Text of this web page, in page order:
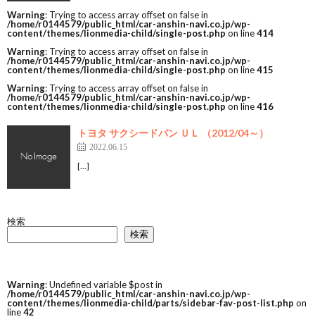
Warning: Trying to access array offset on false in
/home/r0144579/public_html/car-anshin-navi.co.jp/wp-
content/themes/lionmedia-child/single-post.php on line414
Warning: Trying to access array offset on false in
/home/r0144579/public_html/car-anshin-navi.co.jp/wp-
content/themes/lionmedia-child/single-post.php on line415
Warning: Trying to access array offset on false in
/home/r0144579/public_html/car-anshin-navi.co.jp/wp-
content/themes/lionmedia-child/single-post.php on line416
トヨタ サクシードバン ＵＬ （2012/04～）
2022.06.15
[…]
検索
検索
Warning: Undefined variable $post in
/home/r0144579/public_html/car-anshin-navi.co.jp/wp-
content/themes/lionmedia-child/parts/sidebar-fav-post-list.php on
line42